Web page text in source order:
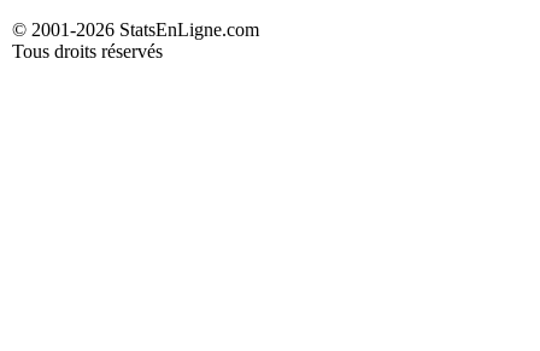
© 2001-2026 StatsEnLigne.com
Tous droits réservés